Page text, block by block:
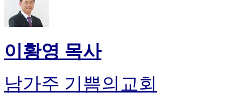
이황영 목사
남가주 기쁨의교회